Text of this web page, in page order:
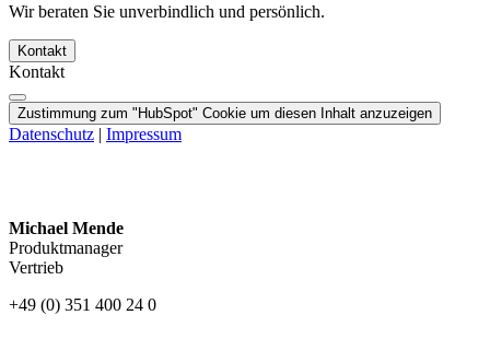
Wir beraten Sie unverbindlich und persönlich.
Kontakt
Kontakt
Zustimmung zum "HubSpot" Cookie um diesen Inhalt anzuzeigen
Datenschutz | Impressum
Michael Mende
Produktmanager
Vertrieb
+49 (0) 351 400 24 0